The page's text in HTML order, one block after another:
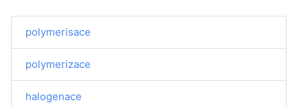
polymerisace
polymerizace
halogenace